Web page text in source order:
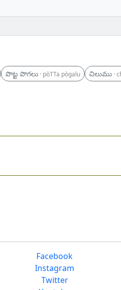
పొట్ట పొగలు · pòTTa pògalu చిలుము ·
Facebook
Instagram
Twitter